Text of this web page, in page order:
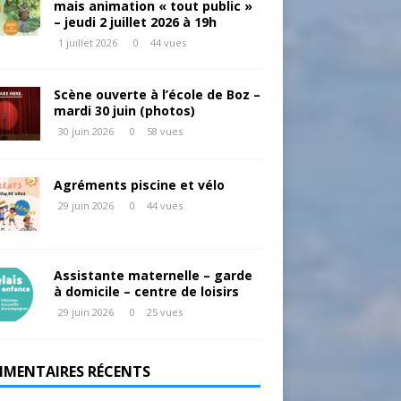
mais animation « tout public »
– jeudi 2 juillet 2026 à 19h
1 juillet 2026 0 44 vues
Scène ouverte à l’école de Boz –
mardi 30 juin (photos)
30 juin 2026 0 58 vues
Agréments piscine et vélo
29 juin 2026 0 44 vues
Assistante maternelle – garde
à domicile – centre de loisirs
29 juin 2026 0 25 vues
RÉCENTS